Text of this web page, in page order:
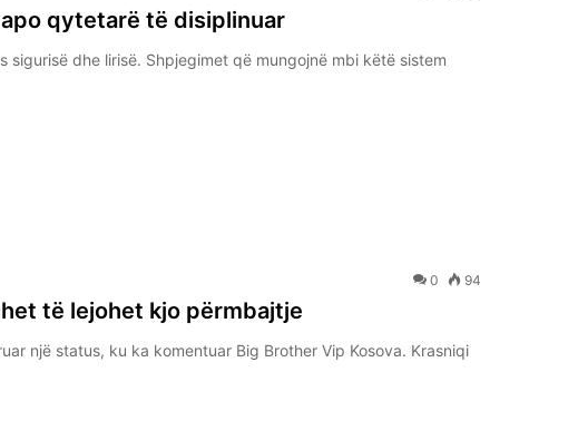
apo qytetarë të disiplinuar
sigurisë dhe lirisë. Shpjegimet që mungojnë mbi këtë sistem
0 94
të lejohet kjo përmbajtje
një status, ku ka komentuar Big Brother Vip Kosova. Krasniqi